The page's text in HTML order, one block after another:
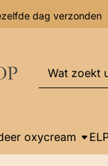
dag
Zoeken
oxycream